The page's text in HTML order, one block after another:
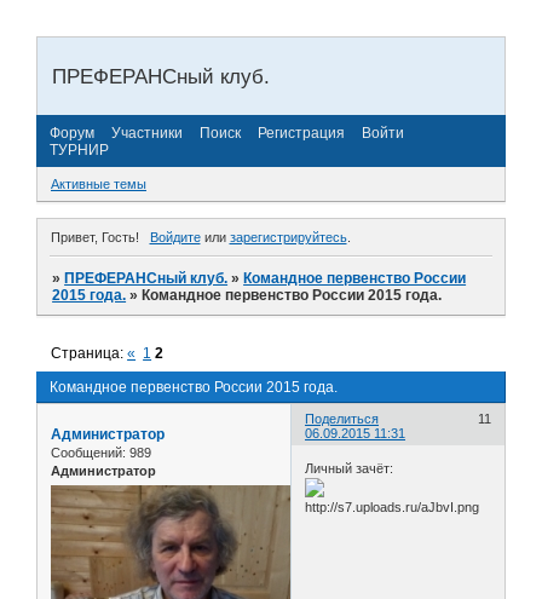
ПРЕФЕРАНСный клуб.
Форум Участники Поиск Регистрация
Войти
ТУРНИР
Активные темы
Привет, Гость! Войдитеили зарегистрируйтесь.
»ПРЕФЕРАНСный клуб. »Командное первенство России
2015 года. »Командное первенство России 2015 года.
Командное первенство России 2015 года.
Страница:« 1 2
Поделиться
11
06.09.2015 11:31
Администратор
Сообщений: 989
Администратор
Личный зачёт: